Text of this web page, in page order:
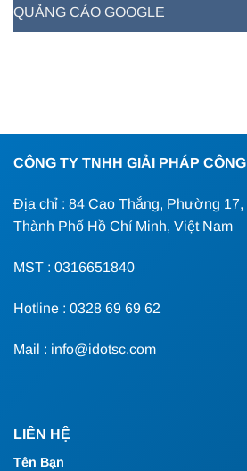
QUẢNG CÁO GOOGLE
CÔNG TY TNHH GIẢI PHÁP
Địa chỉ : 84 Cao Thắng, Phường 17,
Thành Phố Hồ Chí Minh, Việt Nam
MST : 0316651840
Hotline : 0328 69 69 62
Mail : info@idotsc.com
LIÊN HỆ
Tên Bạn